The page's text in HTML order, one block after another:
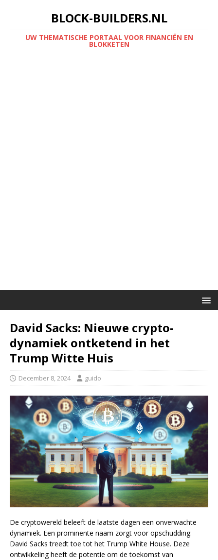
BLOCK-BUILDERS.NL
UW THEMATISCHE PORTAAL VOOR FINANCIËN EN
BLOKKETEN
David Sacks: Nieuwe crypto-
dynamiek ontketend in het
Trump Witte Huis
December 8, 2024 guido
De cryptowereld beleeft de laatste dagen een onverwachte
dynamiek. Een prominente naam zorgt voor opschudding:
David Sacks treedt toe tot het Trump White House. Deze
ontwikkeling heeft de potentie om de toekomst van